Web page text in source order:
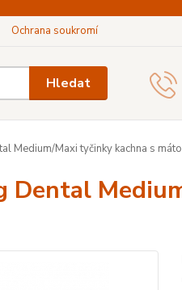
Ochrana soukromí
Hledat
Medium/Maxi tyčinky kachna s
Dental